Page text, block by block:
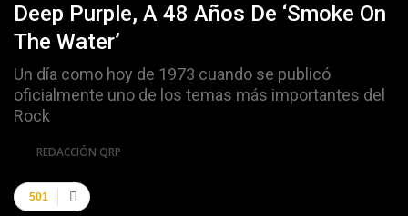
Deep Purple, A 48 Años De ‘Smoke On
The Water’
Un día como hoy de 1973 cuando se publicó
oficialmente uno de los temas más importantes del
Rock
REDACCIÓN QRP
501